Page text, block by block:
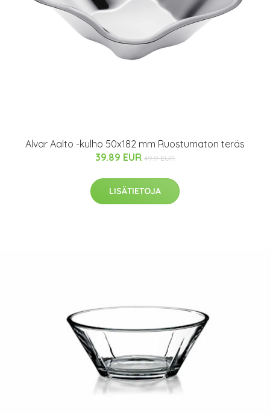
Alvar Aalto -kulho 50x182 mm Ruostumaton teräs
39.89 EUR 49.9 EUR
LISÄTIETOJA